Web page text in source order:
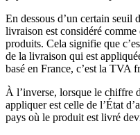
En dessous d’un certain seuil
livraison est considéré comme
produits. Cela signifie que
de la livraison qui est
basé en France, c’est la TVA
À l’inverse, lorsque le chiffre
appliquer est celle de l’État
pays où le produit est livré